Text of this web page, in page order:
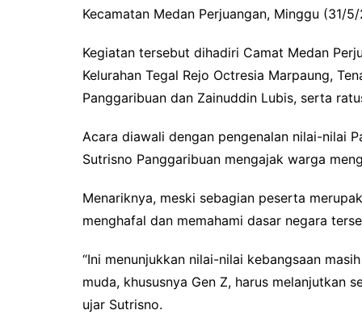
Kecamatan Medan Perjuangan, Minggu (31/
Kegiatan tersebut dihadiri Camat Medan
Kelurahan Tegal Rejo Octresia Marpaung,
Panggaribuan dan Zainuddin Lubis, serta
Acara diawali dengan pengenalan nilai-nilai
Sutrisno Panggaribuan mengajak warga
Menariknya, meski sebagian peserta
menghafal dan memahami dasar negara
“Ini menunjukkan nilai-nilai kebangsaan
muda, khususnya Gen Z, harus melanjutkan
ujar Sutrisno.